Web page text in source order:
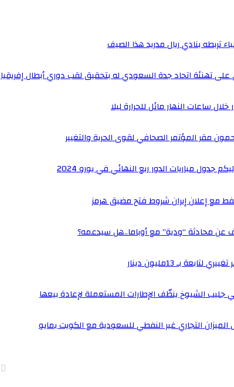
تربطه بنادي ريال مدريد هذا الصيف
تهنئة اتحاد جدة السعودي له بتحقيق لقب دوري أبطال إفريقيا
ساعات النهار مائل للحرارة ليلا
مقر المؤتمر الصحافي لقوى الحرية والتغيير
جدول مباريات الدور ربع النهائي في يورو 2024
مع إعلان إيران شروط فتح مضيق هرمز
عن محادثة “ودية” مع أوباما..هل سيدعمه؟
بـ 13مليون دينار
جليب الشيوخ ينظّف الإطارات المستعملة لإعادة بيعها